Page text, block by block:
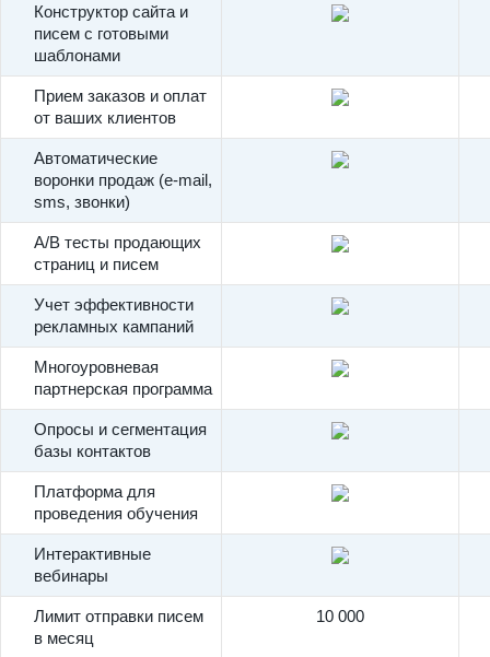
Конструктор сайта и
писем с готовыми
шаблонами
Прием заказов и оплат
от ваших клиентов
Автоматические
воронки продаж (e-mail,
sms, звонки)
A/B тесты продающих
страниц и писем
Учет эффективности
рекламных кампаний
Многоуровневая
партнерская программа
Опросы и сегментация
базы контактов
Платформа для
проведения обучения
Интерактивные
вебинары
Лимит отправки писем
в месяц
10 000